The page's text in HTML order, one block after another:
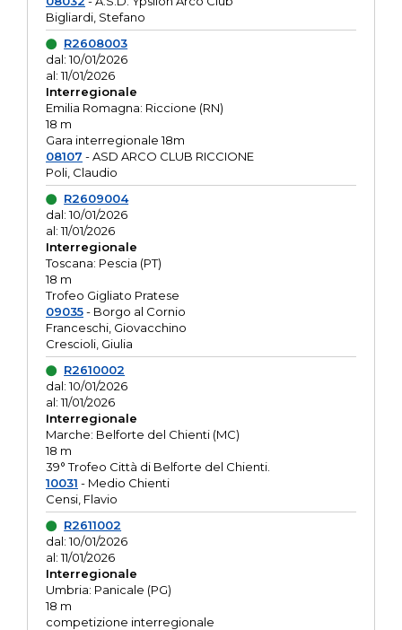
Bigliardi, Stefano
R2608003
dal: 10/01/2026
al: 11/01/2026
Interregionale
Emilia Romagna: Riccione (RN)
18 m
Gara interregionale 18m
08107 - ASD ARCO CLUB RICCIONE
Poli, Claudio
R2609004
dal: 10/01/2026
al: 11/01/2026
Interregionale
Toscana: Pescia (PT)
18 m
Trofeo Gigliato Pratese
09035- Borgo al Cornio
Franceschi, Giovacchino
Crescioli, Giulia
R2610002
dal: 10/01/2026
al: 11/01/2026
Interregionale
Marche: Belforte del Chienti (MC)
18 m
39° Trofeo Città di Belforte del Chienti.
10031 - Medio Chienti
Censi, Flavio
R2611002
dal: 10/01/2026
al: 11/01/2026
Interregionale
Umbria: Panicale (PG)
18 m
competizione interregionale